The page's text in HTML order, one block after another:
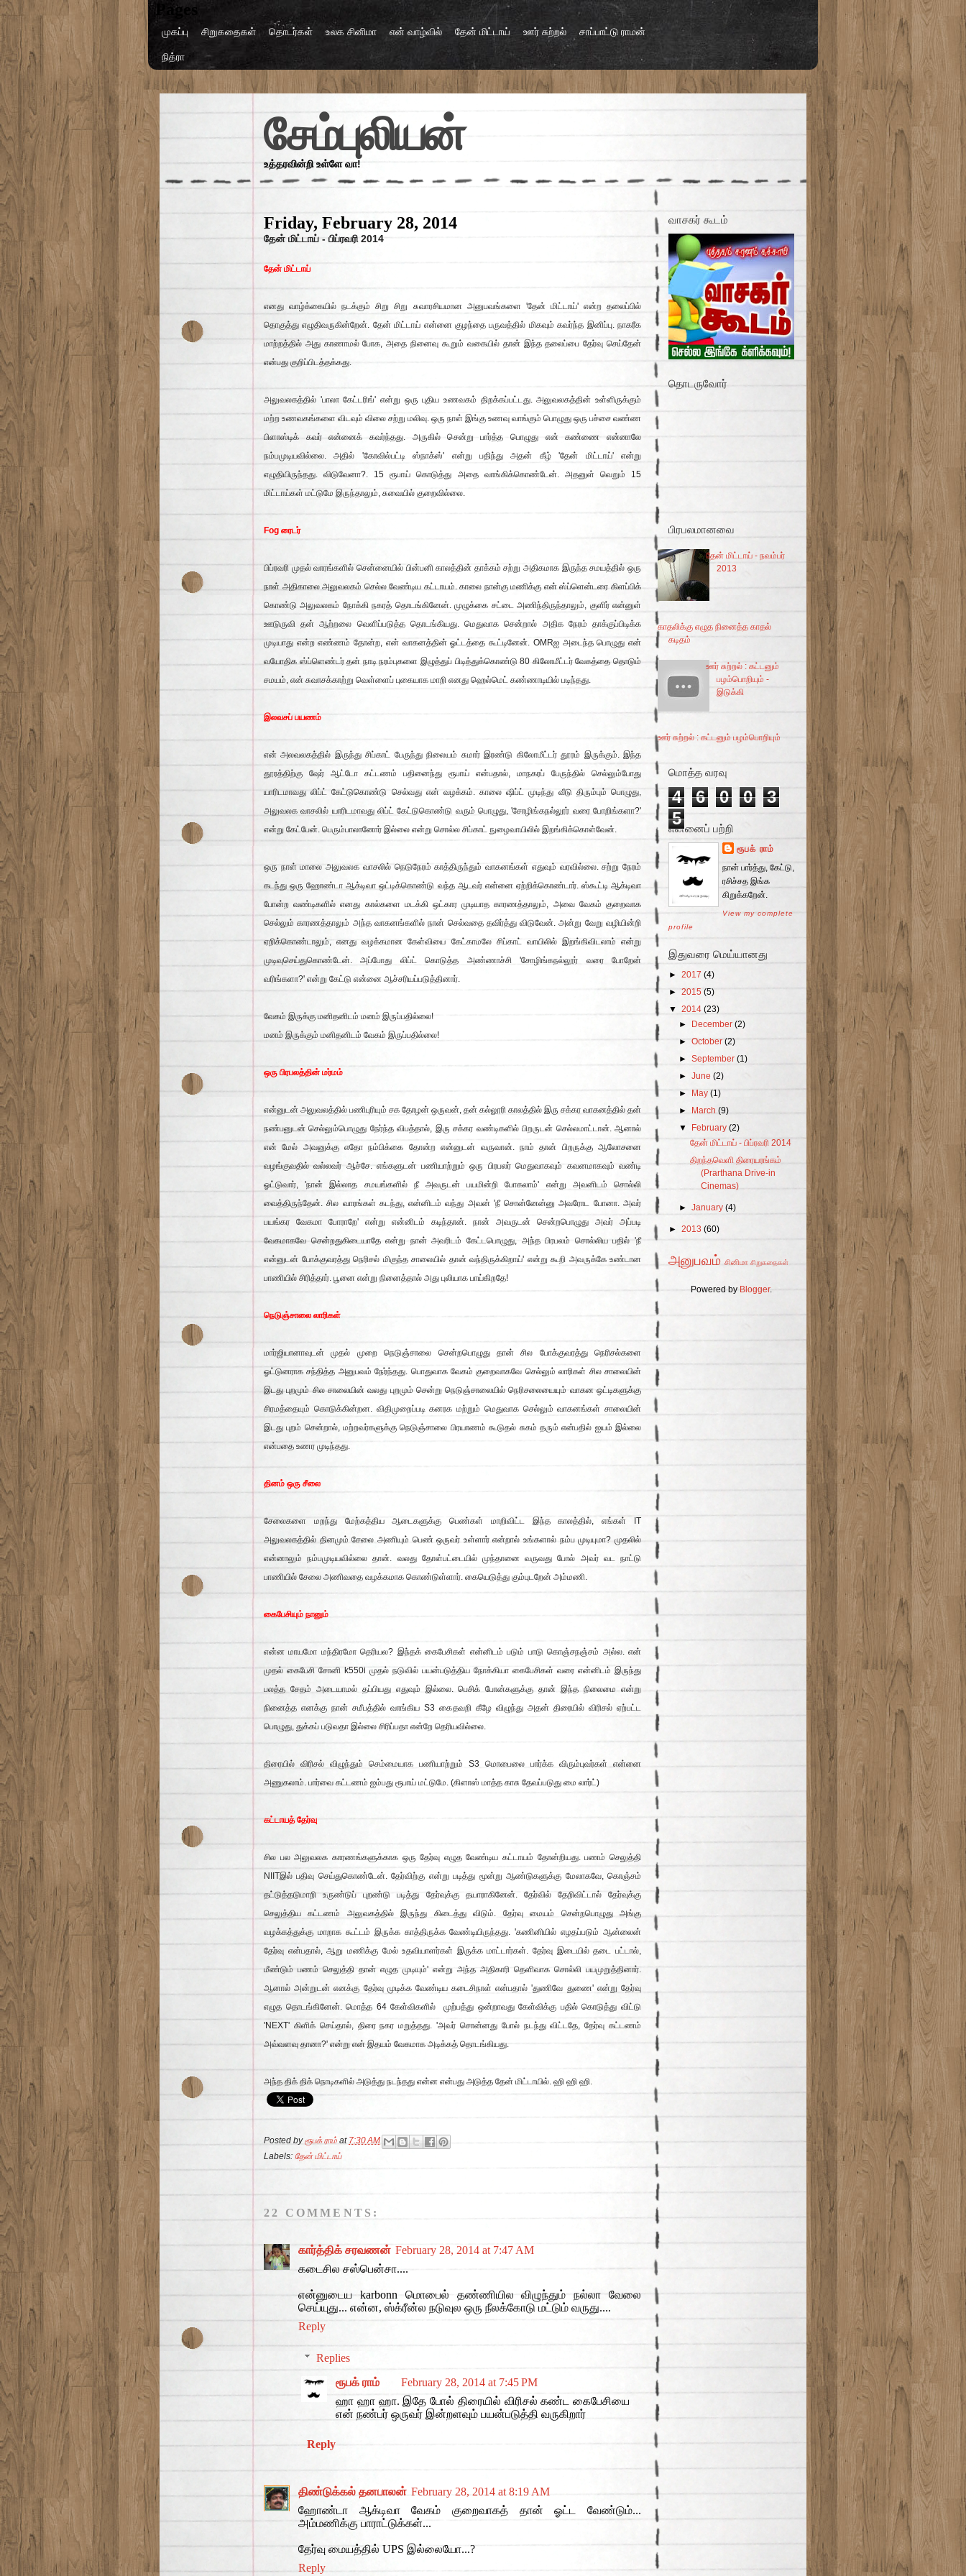
Pages
முகப்பு சிறுகதைகள் தொடர்கள் உலக சினிமா என் வாழ்வில் தேன் மிட்டாய் ஊர் சுற்றல் சாப்பாட்டு ராமன்
நித்ரா
சேம்புலியன்
உத்தரவின்றி உள்ளே வா!
Friday, February 28, 2014
தேன் மிட்டாய் - பிப்ரவரி 2014
தேன் மிட்டாய்
எனது வாழ்க்கையில் நடக்கும் சிறு சிறு சுவாரசியமான அனுபவங்களை 'தேன் மிட்டாய்' என்ற தலைப்பில்
தொகுத்து எழுதிவருகின்றேன். தேன் மிட்டாய் என்னை குழந்தை பருவத்தில் மிகவும் கவர்ந்த இனிப்பு. நாகரீக
மாற்றத்தில் அது காணாமல் போக, அதை நினைவு கூறும் வகையில் தான் இந்த தலைப்பை தேர்வு செய்தேன்
என்பது குறிப்பிடத்தக்கது.
அலுவலகத்தில் 'பாலா கேட்டரிங்' என்று ஒரு புதிய உணவகம் திறக்கப்பட்டது. அலுவலகத்தின் உள்ளிருக்கும்
மற்ற உணவகங்களை விடவும் விலை சற்று மலிவு. ஒரு நாள் இங்கு உணவு வாங்கும் பொழுது ஒரு பச்சை வண்ண
பிளாஸ்டிக் கவர் என்னைக் கவர்ந்தது. அருகில் சென்று பார்த்த பொழுது என் கண்ணை என்னாலே
நம்பமுடியவில்லை. அதில் 'கோவில்பட்டி ஸ்நாக்ஸ்' என்று பதிந்து அதன் கீழ் 'தேன் மிட்டாய்' என்று
எழுதியிருந்தது. விடுவேனா?. 15 ரூபாய் கொடுத்து அதை வாங்கிக்கொண்டேன். அதனுள் வெறும் 15
மிட்டாய்கள் மட்டுமே இருந்தாலும், சுவையில் குறைவில்லை.
Fog ரைடர்
பிப்ரவரி முதல் வாரங்களில் சென்னையில் பின்பனி காலத்தின் தாக்கம் சற்று அதிகமாக இருந்த சமயத்தில் ஒரு
நாள் அதிகாலை அலுவலகம் செல்ல வேண்டிய கட்டாயம். காலை நான்கு மணிக்கு என் ஸ்ப்ளென்டரை கிளப்பிக்
கொண்டு அலுவலகம் நோக்கி நகரத் தொடங்கினேன். முழுக்கை சட்டை அணிந்திருந்தாலும், குளிர் என்னுள்
ஊடுருவி தன் ஆற்றலை வெளிப்படுத்த தொடங்கியது. மெதுவாக சென்றால் அதிக நேரம் தாக்குப்பிடிக்க
முடியாது என்ற எண்ணம் தோன்ற, என் வாகனத்தின் ஓட்டத்தை கூட்டினேன். OMRஐ அடைந்த பொழுது என்
வயோதிக ஸ்ப்ளெண்டர் தன் நாடி நரம்புகளை இழுத்துப் பிடித்துக்கொண்டு 80 கிலோமீட்டர் வேகத்தை தொடும்
சமயம், என் சுவாசக்காற்று வெள்ளைப் புகையாக மாறி எனது ஹெல்மெட் கண்ணாடியில் படிந்தது.
இலவசப் பயணம்
என் அலவலகத்தில் இருந்து சிப்காட் பேருந்து நிலையம் சுமார் இரண்டு கிலோமீட்டர் தூரம் இருக்கும். இந்த
தூரத்திற்கு ஷேர் ஆட்டோ கட்டணம் பதினைந்து ரூபாய் என்பதால், மாநகரப் பேருந்தில் செல்லும்போது
யாரிடமாவது லிப்ட் கேட்டுகொண்டு செல்வது என் வழக்கம். காலை ஷிப்ட் முடிந்து வீடு திரும்பும் பொழுது,
அலுவலக வாசலில் யாரிடமாவது லிப்ட் கேட்டுகொண்டு வரும் பொழுது, 'சோழிங்கநல்லூர் வரை போறிங்களா?'
என்று கேட்பேன். பெரும்பாலானோர் இல்லை என்று சொல்ல சிப்காட் நுழைவாயிலில் இறங்கிக்கொள்வேன்.
ஒரு நாள் மாலை அலுவலக வாசலில் நெடுநேரம் காத்திருந்தும் வாகனங்கள் எதுவும் வரவில்லை. சற்று நேரம்
கடந்து ஒரு ஹோண்டா ஆக்டிவா ஒட்டிக்கொண்டு வந்த ஆடவர் என்னை ஏற்றிக்கொண்டார். ஸ்கூட்டி ஆக்டிவா
போன்ற வண்டிகளில் எனது கால்களை மடக்கி ஒட்கார முடியாத காரணத்தாலும், அவை வேகம் குறைவாக
செல்லும் காரணத்தாலும் அந்த வாகனங்களில் நான் செல்வதை தவிர்த்து விடுவேன். அன்று வேறு வழியின்றி
ஏறிக்கொண்டாலும், எனது வழக்கமான கேள்வியை கேட்காமலே சிப்காட் வாயிலில் இறங்கிவிடலாம் என்று
முடிவுசெய்துகொண்டேன். அப்போது லிப்ட் கொடுத்த அண்ணாச்சி 'சோழிங்கநல்லூர் வரை போறேன்
வரிங்களா?' என்று கேட்டு என்னை ஆச்சரியப்படுத்தினார்.
வேகம் இருக்கு மனிதனிடம் மனம் இருப்பதில்லை!
மனம் இருக்கும் மனிதனிடம் வேகம் இருப்பதில்லை!
ஒரு பிரபலத்தின் மர்மம்
என்னுடன் அலுவலத்தில் பணிபுரியும் சக தோழன் ஒருவன், தன் கல்லூரி காலத்தில் இரு சக்கர வாகனத்தில் தன்
நண்பனுடன் செல்லும்பொழுது நேர்ந்த விபத்தால், இரு சக்கர வண்டிகளில் பிறருடன் செல்லமாட்டான். ஆனால்
என் மேல் அவனுக்கு எதோ நம்பிக்கை தோன்ற என்னுடன் வருவான். நாம் தான் பிறருக்கு ஆலோசனை
வழங்குவதில் வல்லவர் ஆச்சே. எங்களுடன் பணியாற்றும் ஒரு பிரபலர் மெதுவாகவும் கவனமாகவும் வண்டி
ஓட்டுவார், 'நான் இல்லாத சமயங்களில் நீ அவருடன் பயமின்றி போகலாம்' என்று அவனிடம் சொல்லி
வைத்திருந்தேன். சில வாரங்கள் கடந்து, என்னிடம் வந்து அவன் 'நீ சொன்னேன்னு அவரோட போனா. அவர்
பயங்கர வேகமா போராறே' என்று என்னிடம் கடிந்தான். நான் அவருடன் சென்றபொழுது அவர் அப்படி
வேகமாகவே சென்றதுகிடையாதே என்று நான் அவரிடம் கேட்டபொழுது, அந்த பிரபலம் சொல்லிய பதில் 'நீ
என்னுடன் போக்குவரத்து நெரிசல் மிகுந்த சாலையில் தான் வந்திருக்கிறாய்' என்று கூறி அவருக்கே உண்டான
பாணியில் சிரித்தார். பூனை என்று நினைத்தால் அது புலியாக பாய்கிறதே!
நெடுஞ்சாலை லாரிகள்
மார்ஜியானாவுடன் முதல் முறை நெடுஞ்சாலை சென்றபொழுது தான் சில போக்குவரத்து நெரிசல்களை
ஓட்டுனராக சந்தித்த அனுபவம் நேர்ந்தது. பொதுவாக வேகம் குறைவாகவே செல்லும் லாரிகள் சில சாலையின்
இடது புறமும் சில சாலையின் வலது புறமும் சென்று நெடுஞ்சாலையில் நெரிசலையையும் வாகன ஒட்டிகளுக்கு
சிரமத்தையும் கொடுக்கின்றன. விதிமுறைப்படி கனரக மற்றும் மெதுவாக செல்லும் வாகனங்கள் சாலையின்
இடது புறம் சென்றால், மற்றவர்களுக்கு நெடுஞ்சாலை பிரயாணம் கூடுதல் சுகம் தரும் என்பதில் ஐயம் இல்லை
என்பதை உணர முடிந்தது.
தினம் ஒரு சீலை
சேலைகளை மறந்து மேற்கத்திய ஆடைகளுக்கு பெண்கள் மாறிவிட்ட இந்த காலத்தில், எங்கள் IT
அலுவலகத்தில் தினமும் சேலை அணியும் பெண் ஒருவர் உள்ளார் என்றால் உங்களால் நம்ப முடியுமா? முதலில்
என்னாலும் நம்பமுடியவில்லை தான். வலது தோள்பட்டையில் முந்தானை வருவது போல் அவர் வட நாட்டு
பாணியில் சேலை அணிவதை வழக்கமாக கொண்டுள்ளார். கையெடுத்து கும்புடறேன் அம்மணி.
கைபேசியும் நானும்
என்ன மாயமோ மந்திரமோ தெரியல? இந்தக் கைபேசிகள் என்னிடம் படும் பாடு கொஞ்சநஞ்சம் அல்ல. என்
முதல் கைபேசி சோனி k550i முதல் நடுவில் பயன்படுத்திய நோக்கியா கைபேசிகள் வரை என்னிடம் இருந்து
பலத்த சேதம் அடையாமல் தப்பியது எதுவும் இல்லை. பெசிக் போன்களுக்கு தான் இந்த நிலைமை என்று
நினைத்த எனக்கு நான் சமீபத்தில் வாங்கிய S3 கைதவறி கீழே விழுந்து அதன் திரையில் விரிசல் ஏற்பட்ட
பொழுது, துக்கப் படுவதா இல்லை சிரிப்பதா என்றே தெரியவில்லை.
திரையில் விரிசல் விழுந்தும் செம்மையாக பணியாற்றும் S3 மொபைலை பார்க்க விரும்புவர்கள் என்னை
அணுகலாம். பார்வை கட்டணம் ஐம்பது ரூபாய் மட்டுமே. (கிளாஸ் மாத்த காசு தேவப்படுது மை லார்ட்)
கட்டாயத் தேர்வு
சில பல அலுவலக காரணங்களுக்காக ஒரு தேர்வு எழுத வேண்டிய கட்டாயம் தோன்றியது. பணம் செலுத்தி
NIITஇல் பதிவு செய்துகொண்டேன். தேர்விற்கு என்று படித்து மூன்று ஆண்டுகளுக்கு மேலாகவே, கொஞ்சம்
தட்டுத்தடுமாறி உருண்டுப் புறண்டு படித்து தேர்வுக்கு தயாராகினேன். தேர்வில் தேறிவிட்டால் தேர்வுக்கு
செலுத்திய கட்டணம் அலுவகத்தில் இருந்து கிடைத்து விடும். தேர்வு மையம் சென்றபொழுது அங்கு
வழக்கத்துக்கு மாறாக கூட்டம் இருக்க காத்திருக்க வேண்டியிருந்தது. 'கணினியில் எழதப்படும் ஆன்லைன்
தேர்வு என்பதால், ஆறு மணிக்கு மேல் உதவியாளர்கள் இருக்க மாட்டார்கள். தேர்வு இடையில் தடை பட்டால்,
மீண்டும் பணம் செலுத்தி தான் எழுத முடியும்' என்று அந்த அதிகாரி தெளிவாக சொல்லி பயமுறுத்தினார்.
ஆனால் அன்றுடன் எனக்கு தேர்வு முடிக்க வேண்டிய கடைசிநாள் என்பதால் 'துணிவே துணை' என்று தேர்வு
எழுத தொடங்கினேன். மொத்த 64 கேள்விகளில் முற்பத்து ஒன்றாவது கேள்விக்கு பதில் கொடுத்து விட்டு
'NEXT' கிளிக் செய்தால், திரை நகர மறுத்தது. 'அவர் சொன்னது போல் நடந்து விட்டதே, தேர்வு கட்டணம்
அவ்வளவு தானா?' என்று என் இதயம் வேகமாக அடிக்கத் தொடங்கியது.
அந்த திக் திக் நொடிகளில் அடுத்து நடந்தது என்ன என்பது அடுத்த தேன் மிட்டாயில். ஹி ஹி ஹி.
Posted byரூபக் ராம் at 7:30 AM
Labels: தேன் மிட்டாய்
22 COMMENTS:
கார்த்திக் சரவணன் February 28, 2014 at 7:47 AM
கடைசில சஸ்பென்சா....
என்னுடைய karbonn மொபைல் தண்ணியில விழுந்தும் நல்லா வேலை
செய்யுது... என்ன, ஸ்க்ரீன்ல நடுவுல ஒரு நீலக்கோடு மட்டும் வருது....
Reply
Replies
ரூபக் ராம்
February 28, 2014 at 7:45 PM
ஹா ஹா ஹா. இதே போல் திரையில் விரிசல் கண்ட கைபேசியை
என் நண்பர் ஒருவர் இன்றளவும் பயன்படுத்தி வருகிறார்
Reply
திண்டுக்கல் தனபாலன் February 28, 2014 at 8:19 AM
ஹோண்டா ஆக்டிவா வேகம் குறைவாகத் தான் ஓட்ட வேண்டும்...
அம்மணிக்கு பாராட்டுக்கள்...
தேர்வு மையத்தில் UPS இல்லையோ...?
Reply
வாசகர் கூடம்
தொடருவோர்
பிரபலமானவை
தேன் மிட்டாய் - நவம்பர்
2013
காதலிக்கு எழுத நினைத்த காதல்
கடிதம்
ஊர் சுற்றல் : கட்டனும்
பழம்பொறியும் -
இடுக்கி
ஊர் சுற்றல் : கட்டனும் பழம்பொறியும்
மொத்த வரவு
4 6 0 0
3
5
என்னைப் பற்றி
ரூபக் ராம்
நான் பார்த்து, கேட்டு,
ரசிச்சத இங்க
கிறுக்கறேன்.
View my complete
profile
இதுவரை மெய்யானது
► 2017 (4)
►2015 (5)
▼ 2014 (23)
►
December(2)
►October(2)
►September(1)
►June(2)
►
May(1)
►
March(9)
▼
February(2)
தேன் மிட்டாய் - பிப்ரவரி 2014
திறந்தவெளி திரையரங்கம்
(Prarthana Drive-in
Cinemas)
►January(4)
► 2013 (60)
அனுபவம் சினிமா சிறுகதைகள்
Powered by Blogger.